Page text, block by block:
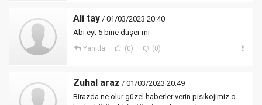
Ali tay / 01/03/2023 20:40
Abi eyt 5 bine düşer mi
Yanıtla (0) (0)
Zuhal araz / 01/03/2023 20:49
Birazda ne olur güzel haberler verin pisikojimiz o